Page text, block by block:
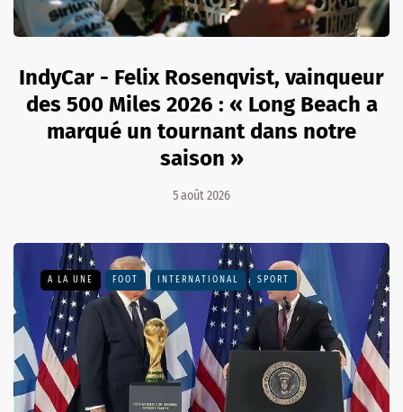
IndyCar - Felix Rosenqvist, vainqueur
des 500 Miles 2026 : « Long Beach a
marqué un tournant dans notre
saison »
5 août 2026
A LA UNE FOOT INTERNATIONAL SPORT